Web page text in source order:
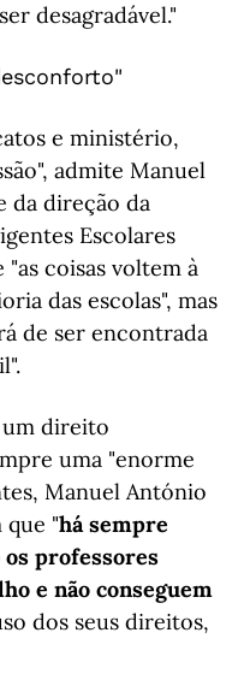
desagradável."
e ministério,
admite Manuel
da direção da
Escolares
"as coisas voltem à
das escolas", mas
de ser encontrada
um direito
uma "enorme
Manuel António
que "há sempre
professores
e não conseguem
dos seus direitos,